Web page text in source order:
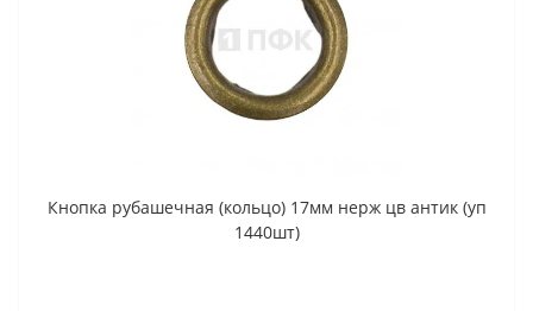
Кнопка рубашечная (кольцо) 17мм нерж цв антик (уп
1440шт)